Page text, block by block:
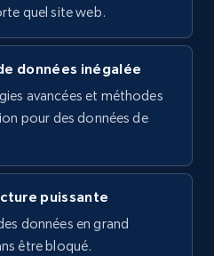
id, Title, Rating,
Essai gratuit
Initial price, Final
more.
quel site web.
données inégalée
avancées et méthodes
pour des données de
puissante
données en grand
être bloqué.